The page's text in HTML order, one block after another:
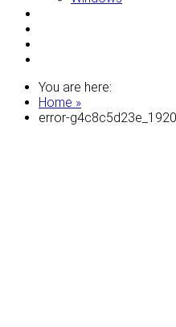
You are here:
Home »
error-g4c8c5d23e_1920